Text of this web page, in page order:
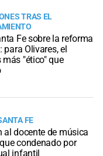
TRAS EL
Fe sobre la reforma
para Olivares, el
"ético" que
FE
al docente de música
condenado por
infantil